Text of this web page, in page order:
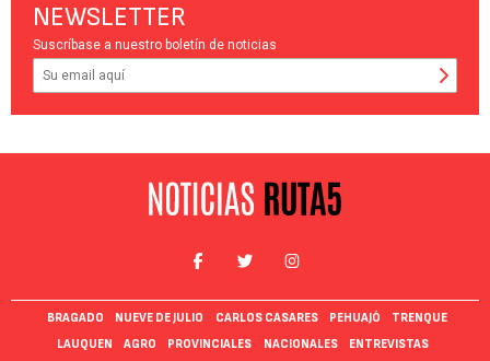
NEWSLETTER
Suscríbase a nuestro boletín de noticias
BRAGADO NUEVE DE JULIO CARLOS CASARES PEHUAJÓ
TRENQUE
LAUQUEN
AGRO PROVINCIALES NACIONALES ENTREVISTAS